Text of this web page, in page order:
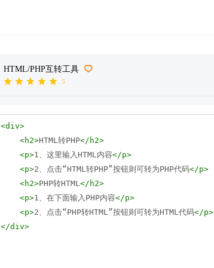
HTML/PHP互转工具
5
<div>
<h2>HTML转PHP</ h2>
<p>1、这里输入HTML内容</p>
<p>2、点击“HTML转PHP”按钮则可转为PHP代码</p>
<h2>PHP转HTML</ h2>
<p>1、在下面输入PHP内容</p>
<p>2、点击“PHP转HTML”按钮则可转为HTML代码</p>
</div>